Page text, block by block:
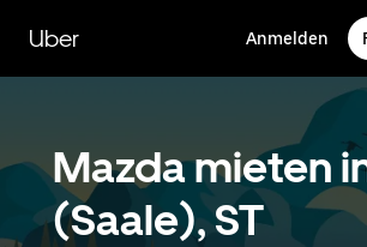
zum
Hauptinhalt
Uber Anmelden
Mazda mieten
(Saale), ST